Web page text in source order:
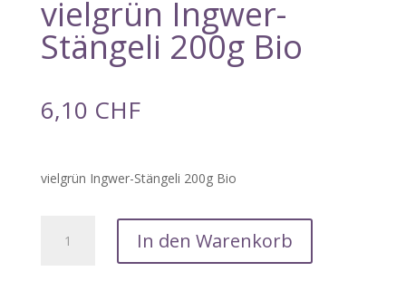
vielgrün Ingwer-
Stängeli 200g Bio
6,10 CHF
vielgrün Ingwer-Stängeli 200g Bio
Ingwer-
In den Warenkorb